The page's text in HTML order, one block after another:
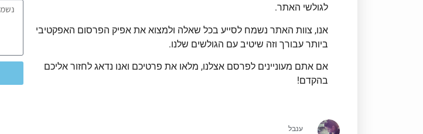
לגולשי האתר.
אנו, צוות האתר נשמח לסייע בכל שאלה ולמצוא את אפיק הפרסום האפקטיבי
ביותר עבורך וזה שיטיב עם הגולשים שלנו.
אם אתם מעוניינים לפרסם אצלנו, מלאו את פרטיכם ואנו נדאג לחזור אליכם
בהקדם!
ענבל